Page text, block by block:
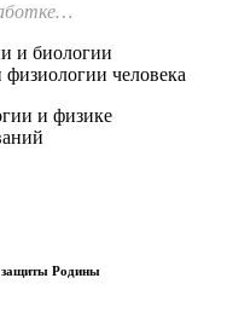
и биологии
человека
и физике
защиты Родины